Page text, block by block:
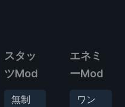
スタッ
ツMod
無制
エネミ
ーMod
ワン